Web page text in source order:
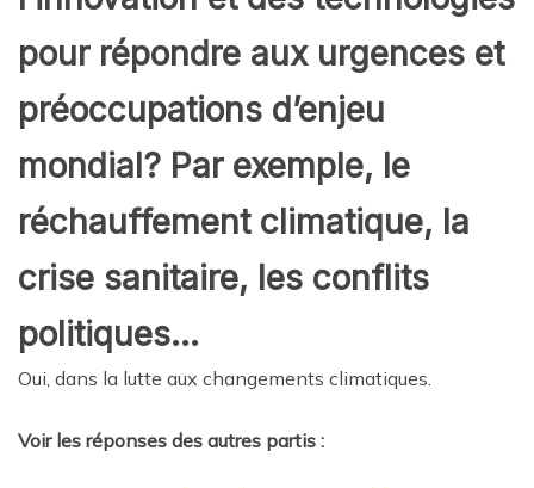
pour répondre aux urgences et
préoccupations d’enjeu
mondial? Par exemple, le
réchauffement climatique, la
crise sanitaire, les conflits
politiques…
Oui, dans la lutte aux changements climatiques.
Voir les réponses des autres partis :